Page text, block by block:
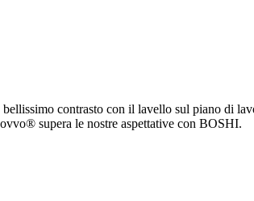
contrasto con il lavello sul piano di
supera le nostre aspettative con BOSHI.